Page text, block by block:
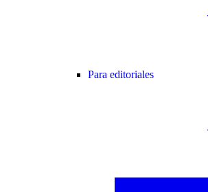
Para editoriales